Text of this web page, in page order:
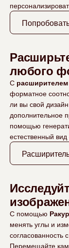
любого
С
форматное
ли вы свой
дополнительное
помощью
естественный
С помощью
менять углы и
Перемещайте